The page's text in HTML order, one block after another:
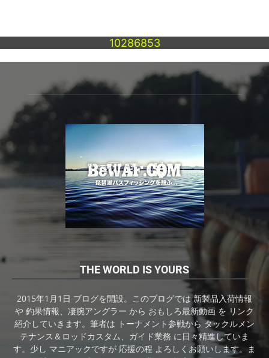
10286853
THE WORLD IS YOURS
2015年1月1日 ブログを開設。このブログでは 新製品入荷情報
や 釣果情報、凄腕アングラー から おもしろ最新動画 を リンク
紹介していきます。筆者は トーナメント参戦から タックルメン
テナンス＆ロッドカスタム、ガイド業務 に日々精進していま
す。少し マニアックですが 応援の程 よろしくお願いします。ま